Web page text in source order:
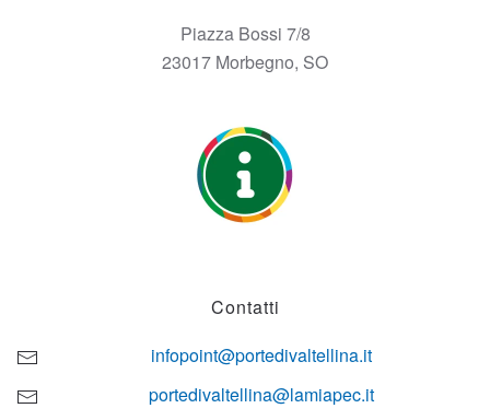
Piazza Bossi 7/8
23017 Morbegno, SO
Contatti
infopoint@portedivaltellina.it
portedivaltellina@lamiapec.it